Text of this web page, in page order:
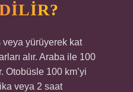
veya yürüyerek kat
alır. Araba ile 100
Otobüsle 100 km’yi
veya 2 saat